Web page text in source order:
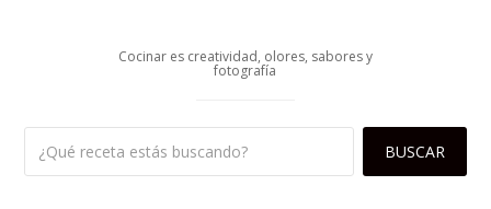
Cocinar es creatividad, olores, sabores y
fotografía